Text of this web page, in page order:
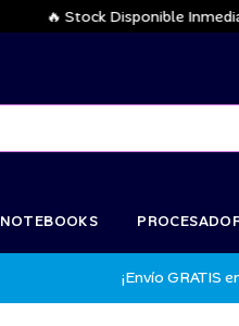
🔥 Stock Disponible Inmediato
NOTEBOOKS
¡Envío GRATIS